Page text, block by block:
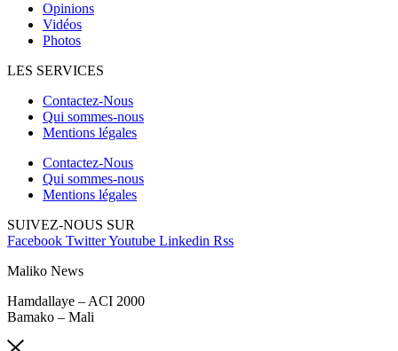
Opinions
Vidéos
Photos
LES SERVICES
Contactez-Nous
Qui sommes-nous
Mentions légales
Contactez-Nous
Qui sommes-nous
Mentions légales
SUIVEZ-NOUS SUR
Facebook TwitterYoutube Linkedin Rss
Maliko News
Hamdallaye – ACI 2000
Bamako – Mali